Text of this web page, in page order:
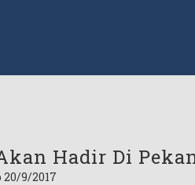
Hadir Di
20/9/2017